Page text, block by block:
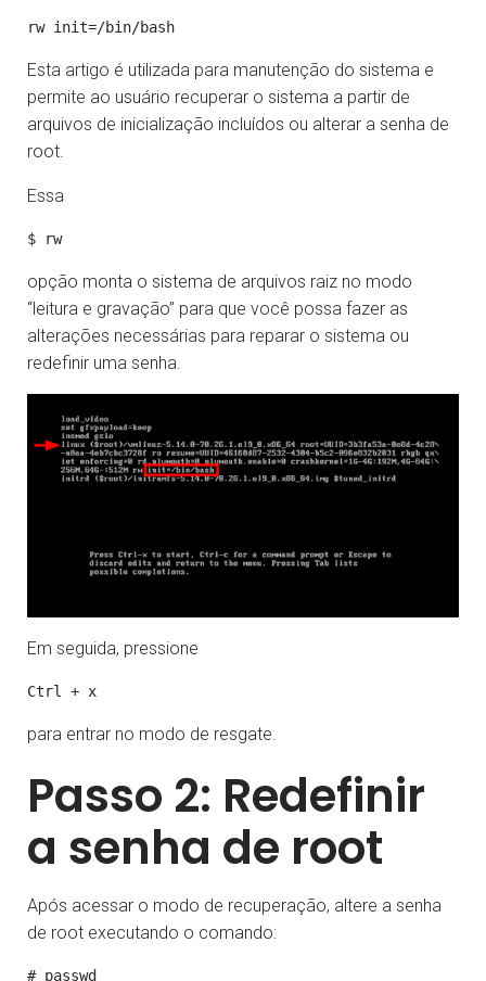
Esta artigo é utilizada para manutenção do sistema e
permite ao usuário recuperar o sistema a partir de
arquivos de inicialização incluídos ou alterar a senha de
root.
Essa
opção monta o sistema de arquivos raiz no modo
“leitura e gravação” para que você possa fazer as
alterações necessárias para reparar o sistema ou
redefinir uma senha.
Em seguida, pressione
para entrar no modo de resgate.
Passo 2: Redefinir
a senha de root
Após acessar o modo de recuperação, altere a senha
de root executando o comando: